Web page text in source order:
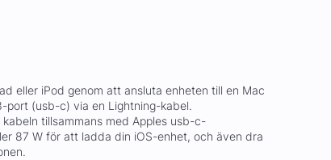
eller iPod genom att ansluta enheten till en Mac
(usb-c) via en Lightning-kabel.
tillsammans med Apples usb-c-
87 W för att ladda din iOS-enhet, och även dra